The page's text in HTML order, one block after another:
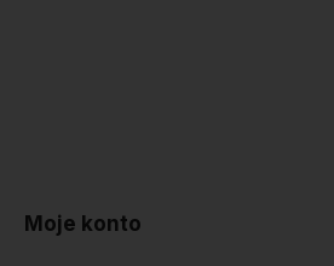
Moje konto